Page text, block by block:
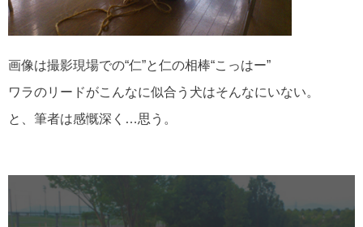
画像は撮影現場での“仁”と仁の相棒“こっはー”
ワラのリードがこんなに似合う犬はそんなにいない。
と、筆者は感慨深く…思う。